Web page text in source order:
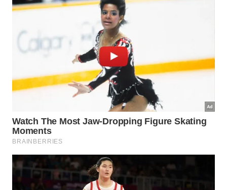
empreendimentos imobiliários com inteligência.
Com a abundância de matéria-prima disponível em
vastas regiões desérticas, o custo de aquisição dos
componentes tende a sofrer uma redução gradual e
muito competitiva. A economia gerada pode ser
reinvestida em outras áreas cruciais para a
finalização perfeita da obra.